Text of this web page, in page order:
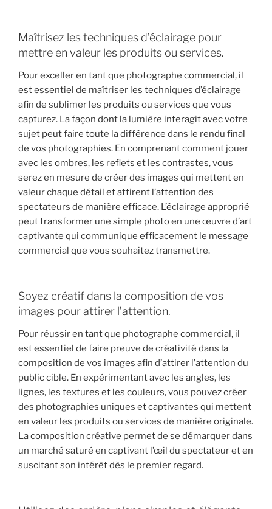
Maîtrisez les techniques d’éclairage pour
mettre en valeur les produits ou services.
Pour exceller en tant que photographe commercial, il
est essentiel de maîtriser les techniques d’éclairage
afin de sublimer les produits ou services que vous
capturez. La façon dont la lumière interagit avec votre
sujet peut faire toute la différence dans le rendu final
de vos photographies. En comprenant comment jouer
avec les ombres, les reflets et les contrastes, vous
serez en mesure de créer des images qui mettent en
valeur chaque détail et attirent l’attention des
spectateurs de manière efficace. L’éclairage approprié
peut transformer une simple photo en une œuvre d’art
captivante qui communique efficacement le message
commercial que vous souhaitez transmettre.
Soyez créatif dans la composition de vos
images pour attirer l’attention.
Pour réussir en tant que photographe commercial, il
est essentiel de faire preuve de créativité dans la
composition de vos images afin d’attirer l’attention du
public cible. En expérimentant avec les angles, les
lignes, les textures et les couleurs, vous pouvez créer
des photographies uniques et captivantes qui mettent
en valeur les produits ou services de manière originale.
La composition créative permet de se démarquer dans
un marché saturé en captivant l’œil du spectateur et en
suscitant son intérêt dès le premier regard.